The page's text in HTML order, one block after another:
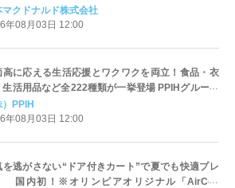
場
マクドナルド株式会社
年08月03日 12:00
高に応える生活応援とワクワクを両立！食品・衣
生活用品など全222種類が一挙登場 PPIHグループ
福袋」＆セール 8月6日(木)より順次スタート
）PPIH
年08月03日 12:00
を逃がさない“ドア付きカート”で夏でも快適プレ
内初！※オリンピアオリジナル「AirCon